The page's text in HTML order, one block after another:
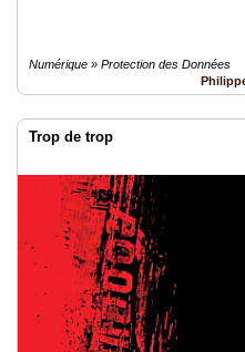
Numérique » Protection des Données
Trop de trop